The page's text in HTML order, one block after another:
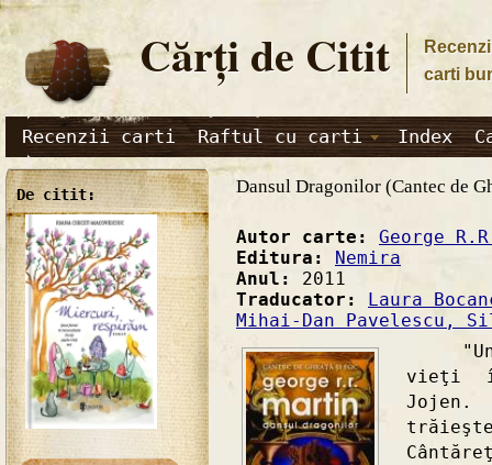
Cărţi de Citit
carti
Recenzii carti Raftul cu carti Index
De citit: Dansul Dragonilor (Cantec de
Autor carte: George
Editura: Nemira
Anul: 2011
Traducator: Laura
Mihai-Dan Pavelescu,
"Un
vieţi
Jojen.